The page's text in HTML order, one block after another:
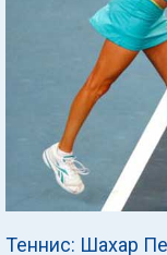
Теннис: Шахар